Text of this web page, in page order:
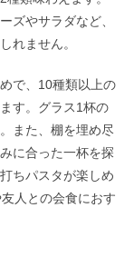
ズやサラダなど、
れません。
で、10種類以上の
す。グラス1杯の
また、棚を埋め尽
に合った一杯を探
ちパスタが楽しめ
人との会食におす